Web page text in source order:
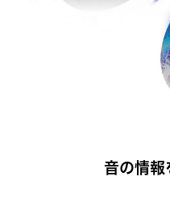
音の情